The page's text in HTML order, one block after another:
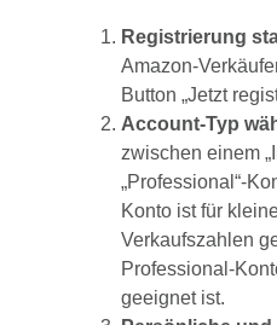
Registrierung
Amazon-
Button „Jetzt
Account-Typ
zwischen einem
„Professional“-
Konto ist für
Verkaufszahlen
Professional-
geeignet ist.